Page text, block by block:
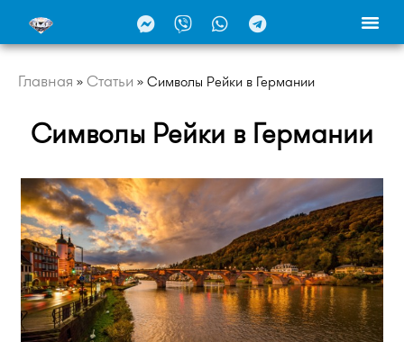
Главная » Статьи » Символы Рейки в Германии
Символы Рейки в Германии